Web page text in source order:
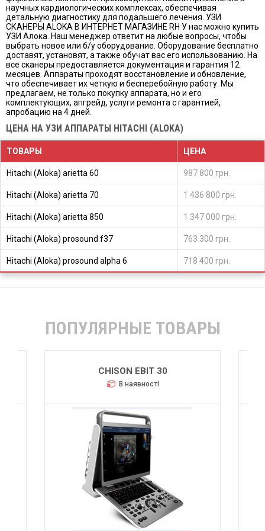
научных кардиологических комплексах, обеспечивая
детальную диагностику для подальшего лечения. УЗИ
СКАНЕРЫ ALOKA В ИНТЕРНЕТ МАГАЗИНЕ RH У нас можно купить
УЗИ Алока. Наш менеджер ответит на любые вопросы, чтобы
выбрать новое или б/у оборудование. Оборудование бесплатно
доставят, установят, а также обучат вас его использованию. На
все сканеры предоставляется документация и гарантия 12
месяцев. Аппараты проходят восстановление и обновление,
что обеспечивает их четкую и бесперебойную работу. Мы
предлагаем, не только покупку аппарата, но и его
комплектующих, апгрейд, услуги ремонта с гарантией,
апробацию на 4 дней.
ЦЕНА НА УЗИ АППАРАТЫ HITACHI (ALOKA)
ТОВАРЫ ЦЕНА
Hitachi (Aloka) arietta 60 987 800 грн.
Hitachi (Aloka) arietta 70 1 436 800 грн.
Hitachi (Aloka) arietta 850 1 347 000 грн.
Hitachi (Aloka) prosound f37 763 300 грн.
Hitachi (Aloka) prosound alpha 6 718 400 грн.
ПОПУЛЯРНЫЕ ТОВАРЫ
CHISON EBIT 30
В наявності